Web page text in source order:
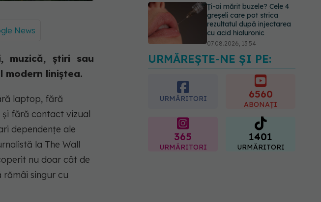
News
știri sau
modern liniștea.
laptop, fără
fără contact vizual
dependențe ale
la The Wall
nu doar cât de
rămâi singur cu
Ți-ai mărit buzele? Cele 4
greșeli care pot strica
rezultatul după injectarea
cu acid hialuronic
07.08.2026, 13:54
Alina Pușcău dezvăluie
diagnosticul care i-a
schimbat viața: Am cancer
la sân. Am intrat în
URMĂREȘTE-NE ȘI PE:
URMĂRITORI 6560
ABONAȚI
365
URMĂRITORI
1401
URMĂRITORI